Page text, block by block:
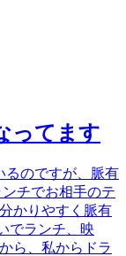
ってます
るのですが、脈有
チでお相手のテ
かりやすく脈有
でランチ、映
ら、私からドラ